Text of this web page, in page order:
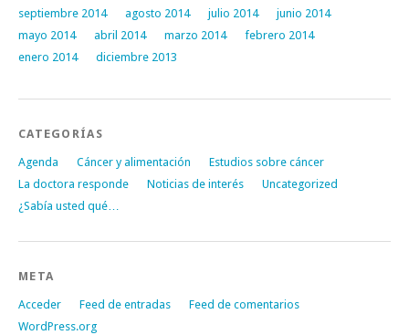
septiembre 2014
agosto 2014 julio 2014
junio 2014
mayo 2014
abril 2014 marzo 2014
febrero 2014
enero 2014
diciembre 2013
CATEGORÍAS
Agenda Cáncer y alimentación
Estudios sobre cáncer
La doctora responde
Noticias de interés
Uncategorized
¿Sabía usted qué…
META
Acceder Feed de entradas
Feed de comentarios
WordPress.org